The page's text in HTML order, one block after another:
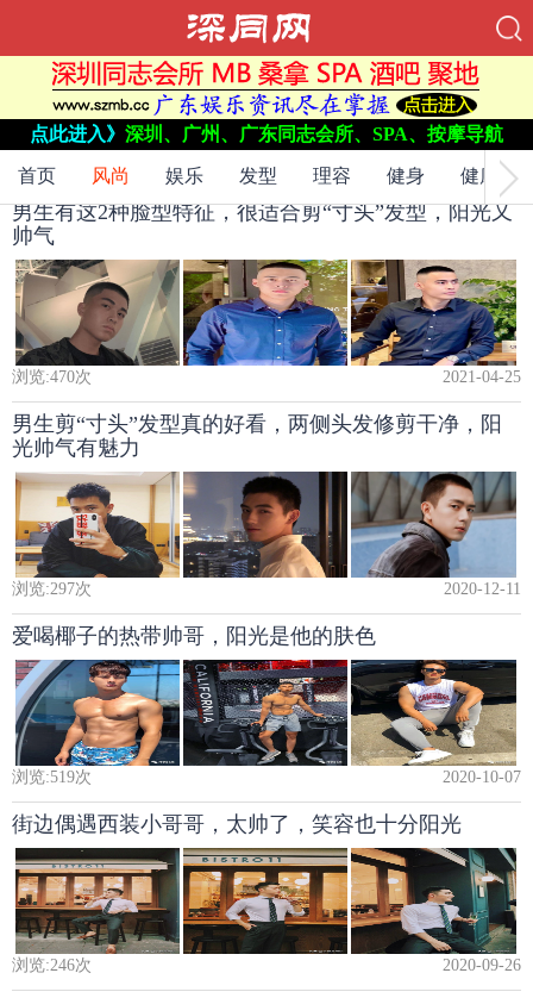
点此进入》 深圳、广州、广东同志会所、SPA、按摩导航
首页 风尚 娱乐 发型 理容 健身 健康
当前位置： 网站首页 ->
男生有这2种脸型特征，很适合剪“寸头”发型，阳光又
帅气
浏览:470次 2021-04-25
男生剪“寸头”发型真的好看，两侧头发修剪干净，阳
光帅气有魅力
浏览:297次 2020-12-11
爱喝椰子的热带帅哥，阳光是他的肤色
浏览:519次 2020-10-07
街边偶遇西装小哥哥，太帅了，笑容也十分阳光
浏览:246次 2020-09-26